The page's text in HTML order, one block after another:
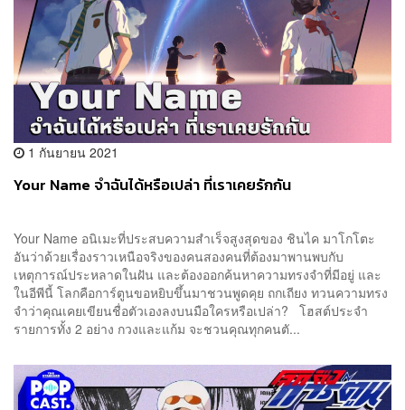
1 กันยายน 2021
Your Name จำฉันได้หรือเปล่า ที่เราเคยรักกัน
Your Name อนิเมะที่ประสบความสำเร็จสูงสุดของ ชินไค มาโกโตะ
อันว่าด้วยเรื่องราวเหนือจริงของคนสองคนที่ต้องมาพานพบกับ
เหตุการณ์ประหลาดในฝัน และต้องออกค้นหาความทรงจำที่มีอยู่ และ
ในอีพีนี้ โลกคือการ์ตูนขอหยิบขึ้นมาชวนพูดคุย ถกเถียง ทวนความทรง
จำว่าคุณเคยเขียนชื่อตัวเองลงบนมือใครหรือเปล่า? โฮสต์ประจำ
รายการทั้ง 2 อย่าง กวงและแก้ม จะชวนคุณทุกคนตั...